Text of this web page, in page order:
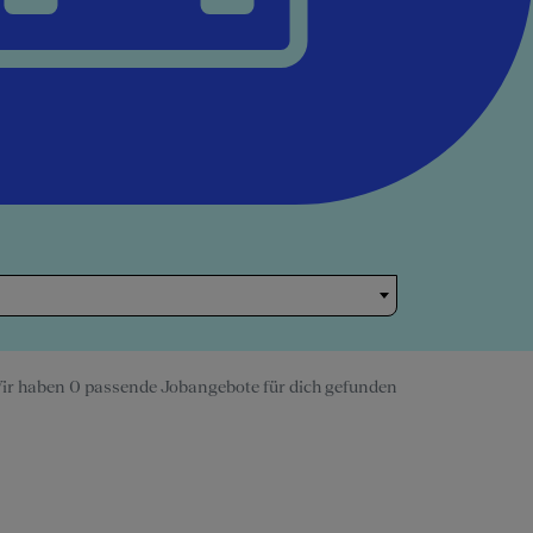
haben 0 passende Jobangebote für dich gefunden